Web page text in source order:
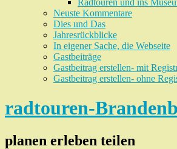
Radtouren und ins
Neuste Kommentare
Dies und Das
Jahresrückblicke
In eigener Sache, die Webseite
Gastbeiträge
Gastbeitrag erstellen- mit
Gastbeitrag erstellen- ohne
radtouren-
planen erleben teilen